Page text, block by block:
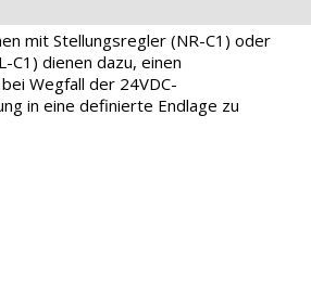
mit Stellungsregler (NR-C1) oder
C1) dienen dazu, einen
Wegfall der 24VDC-
in eine definierte Endlage zu